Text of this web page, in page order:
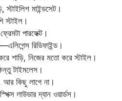
স্টাইলিশ মাইন্ডসেট।
স্টাইল।
পারফেক্ট।
রিডিফাইন্ড।
শাড়ি, নিজের মতো করে স্টাইল।
টাইমলেস।
আর কিছু লাগে না।
লাউডার দ্যান ওয়ার্ডস।